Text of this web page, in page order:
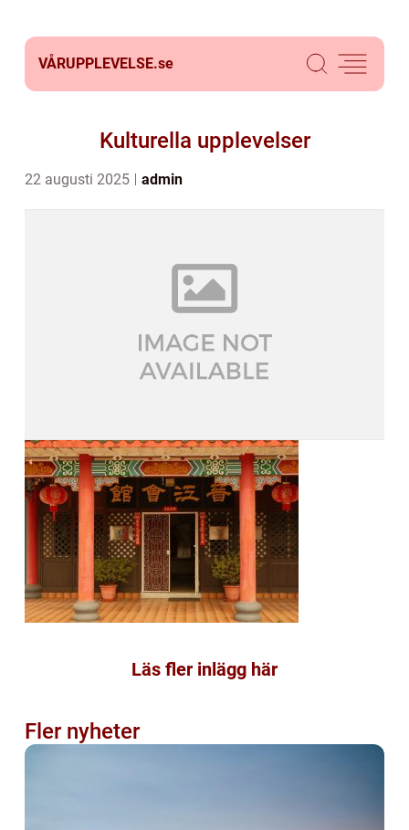
VÅRUPPLEVELSE.se
Kulturella upplevelser
22 augusti 2025 admin
Läs fler inlägg här
Fler nyheter